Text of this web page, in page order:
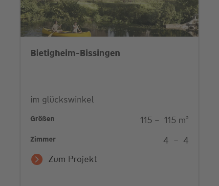
Bietigheim-Bissingen
im glückswinkel
Größen 115 – 115 m²
Zimmer 4 – 4
Zum Projekt